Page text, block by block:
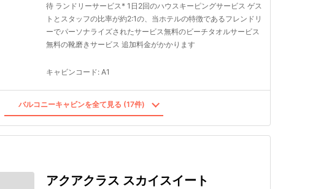
待 ランドリーサービス* 1日2回のハウスキーピングサービス ゲス
トとスタッフの比率が約2:1の、当ホテルの特徴であるフレンドリ
ーでパーソナライズされたサービス無料のビーチタオルサービス
無料の靴磨きサービス 追加料金がかかります
キャビンコード: A1
バルコニーキャビンを全て見る (17件)
アクアクラス スカイスイート